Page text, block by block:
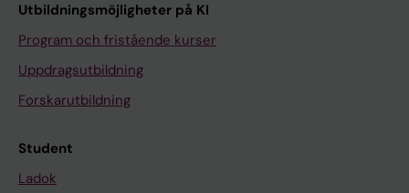
Utbildningsmöjligheter på KI
Program och fristående kurser
Uppdragsutbildning
Forskarutbildning
Student
Ladok